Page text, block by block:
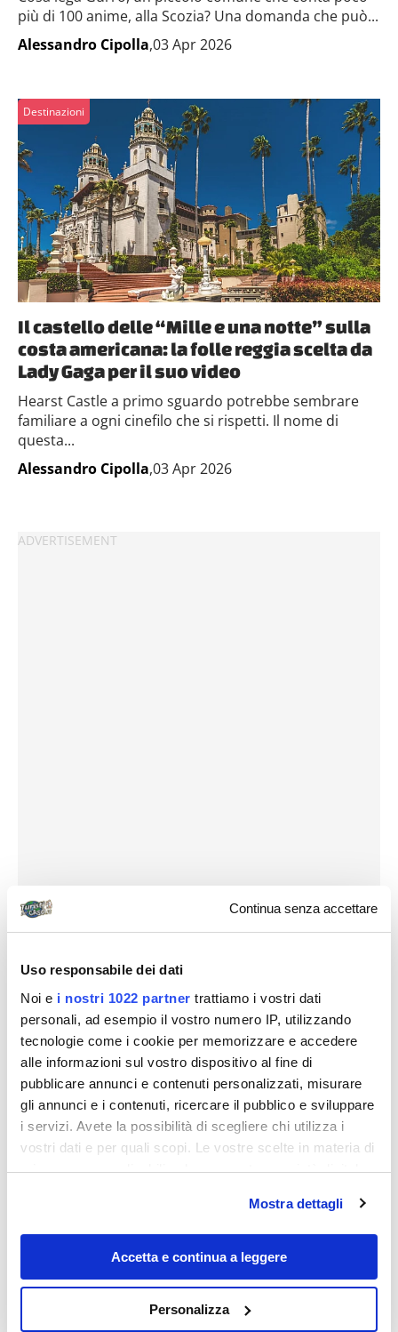
Continua senza accettare
Uso responsabile dei dati
Noi e i nostri 1022 partner trattiamo i vostri dati
personali, ad esempio il vostro numero IP, utilizzando
tecnologie come i cookie per memorizzare e accedere
alle informazioni sul vostro dispositivo al fine di
pubblicare annunci e contenuti personalizzati, misurare
gli annunci e i contenuti, ricercare il pubblico e sviluppare
i servizi. Avete la possibilità di scegliere chi utilizza i
vostri dati e per quali scopi. Le vostre scelte in materia di
privacy sono applicabili solo su questa proprietà digitale
modificare o revocare il proprio consenso in qualsiasi
momento dalla Dichiarazione sui cookie o facendo clic
sull'icona di attivazione della privacy.
raccogliere informazioni sulla tua posizione
Mostra dettagli
Accetta e continua a leggere
Personalizza
più di 100 anime, alla Scozia? Una domanda che può...
Alessandro Cipolla,03 Apr 2026
Destinazioni
Il castello delle “Mille e una notte” sulla
costa americana: la folle reggia scelta da
Lady Gaga per il suo video
Hearst Castle a primo sguardo potrebbe sembrare
familiare a ogni cinefilo che si rispetti. Il nome di
questa...
Alessandro Cipolla,03 Apr 2026
Destinazioni